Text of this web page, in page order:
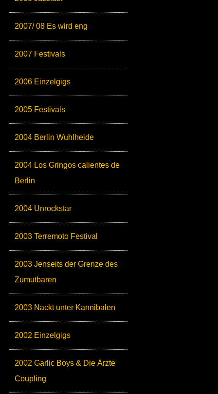
2007/ 08 Es wird eng
2007 Festivals
2006 Einzelgigs
2005 Festivals
2004 Berlin Wuhlheide
2004 Los Gringos calientes de
Berlin
2004 Unrockstar
2003 Terremoto Festival
2003 Jenseits der Grenze des
Zumutbaren
2003 Nackt unter Kannibalen
2002 Einzelgigs
2002 Garlic Boys & Die Ärzte
Coupling